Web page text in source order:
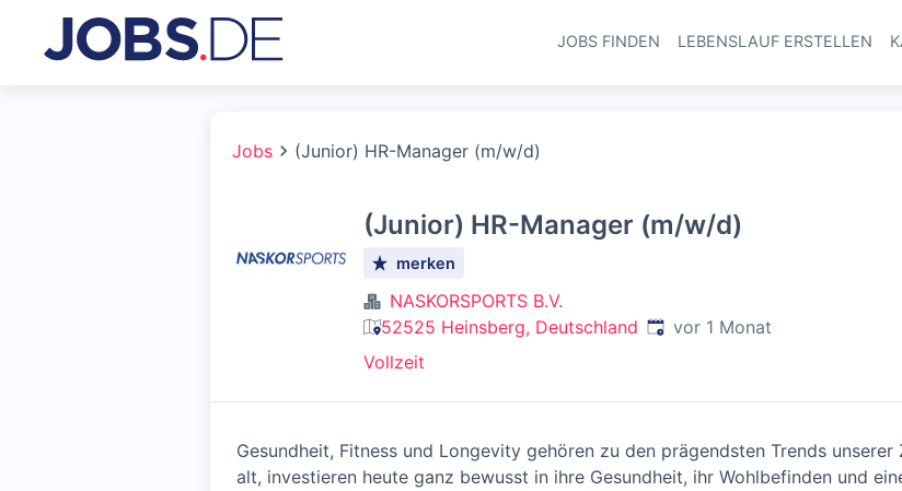
JOBS FINDEN LEBENSLAUF ERSTELLEN
Jobs (Junior) HR-Manager (m/w/d)
(Junior) HR-Manager (m/w/d)
merken
NASKORSPORTS B.V.
52525 Heinsberg, Deutschland Veröffentlicht:
vor 1 Monat
Vollzeit
Gesundheit, Fitness und Longevity gehören zu den prägendsten Trends
alt, investieren heute ganz bewusst in ihre Gesundheit, ihr Wohlbefinden und